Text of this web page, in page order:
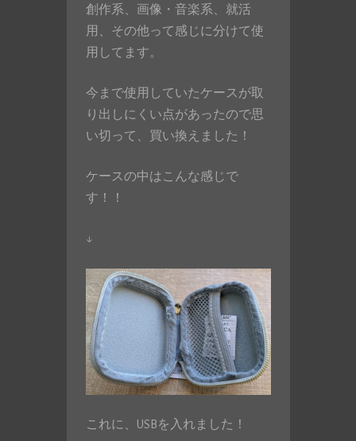
創作系、画像・音楽系、就活
用、その他って感じに分けて使
用してます。
今まで使用していたケースが取
り出しにくい点があったので思
い切って、買い換えました！
ケースの中はこんな感じで
す！！
↓
これに、USBを入れました！